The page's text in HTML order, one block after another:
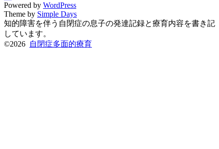
Powered by WordPress
Theme by Simple Days
知的障害を伴う自閉症の息子の発達記録と療育内容を書き記
しています。
©2026 自閉症多面的療育